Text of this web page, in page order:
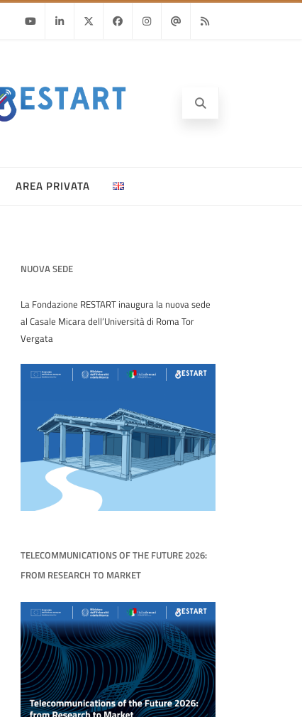
AREA PRIVATA
NUOVA SEDE
La Fondazione RESTART inaugura la nuova sede
al Casale Micara dell’Università di Roma Tor
Vergata
TELECOMMUNICATIONS OF THE FUTURE 2026:
FROM RESEARCH TO MARKET